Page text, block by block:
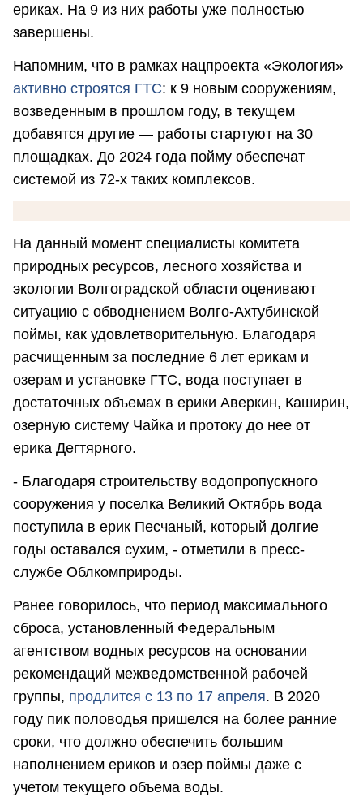
ериках. На 9 из них работы уже полностью
завершены.
Напомним, что в рамках нацпроекта «Экология»
активно строятся ГТС: к 9 новым сооружениям,
возведенным в прошлом году, в текущем
добавятся другие — работы стартуют на 30
площадках. До 2024 года пойму обеспечат
системой из 72-х таких комплексов.
На данный момент специалисты комитета
природных ресурсов, лесного хозяйства и
экологии Волгоградской области оценивают
ситуацию с обводнением Волго-Ахтубинской
поймы, как удовлетворительную. Благодаря
расчищенным за последние 6 лет ерикам и
озерам и установке ГТС, вода поступает в
достаточных объемах в ерики Аверкин, Каширин,
озерную систему Чайка и протоку до нее от
ерика Дегтярного.
- Благодаря строительству водопропускного
сооружения у поселка Великий Октябрь вода
поступила в ерик Песчаный, который долгие
годы оставался сухим, - отметили в пресс-
службе Облкомприроды.
Ранее говорилось, что период максимального
сброса, установленный Федеральным
агентством водных ресурсов на основании
рекомендаций межведомственной рабочей
группы, продлится с 13 по 17 апреля. В 2020
году пик половодья пришелся на более ранние
сроки, что должно обеспечить большим
наполнением ериков и озер поймы даже с
учетом текущего объема воды.